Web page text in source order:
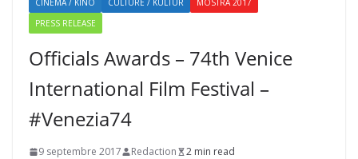
CINÉMA / KINO CULTURE / KULTUR
MOSTRA 2017
PRESS RELEASE
Officials Awards – 74th Venice
International Film Festival –
#Venezia74
9 septembre 2017 Redaction
2 min read